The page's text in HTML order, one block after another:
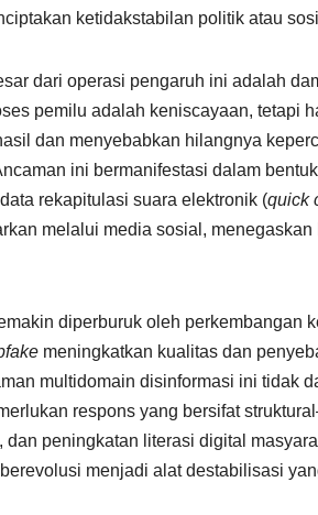
ketidakstabilan politik atau
dari operasi pengaruh ini adalah
pemilu adalah keniscayaan, tetapi
dan menyebabkan hilangnya
ini bermanifestasi dalam
rekapitulasi suara elektronik (quick
melalui media sosial,
diperburuk oleh perkembangan
meningkatkan kualitas dan
multidomain disinformasi ini tidak
respons yang bersifat
dan peningkatan literasi digital
berevolusi menjadi alat destabilisasi